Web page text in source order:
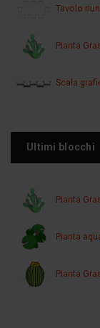
Tavolo
Pianta
Scala
Ultimi blocchi
Pianta
Pianta
Pianta